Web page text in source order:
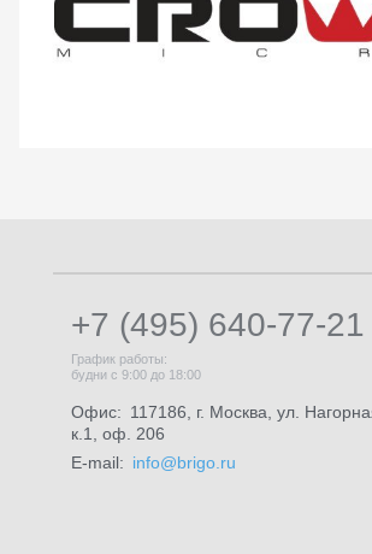
+7 (495) 640-77-21
График работы:
будни с 9:00 до 18:00
Офис: 117186, г. Москва, ул.
к.1, оф. 206
E-mail: info@brigo.ru